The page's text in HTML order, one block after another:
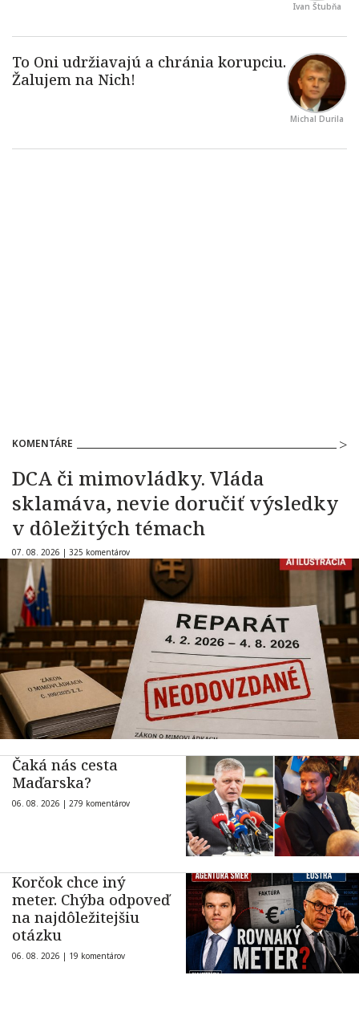
Ivan Štubňa
Michal Durila
KOMENTÁRE
DCA či mimovládky. Vláda
sklamáva, nevie doručiť výsledky
v dôležitých témach
07. 08. 2026 | 325 komentárov
Čaká nás cesta
Maďarska?
06. 08. 2026 | 279 komentárov
Korčok chce iný
meter. Chýba odpoveď
na najdôležitejšiu
otázku
06. 08. 2026 | 19 komentárov